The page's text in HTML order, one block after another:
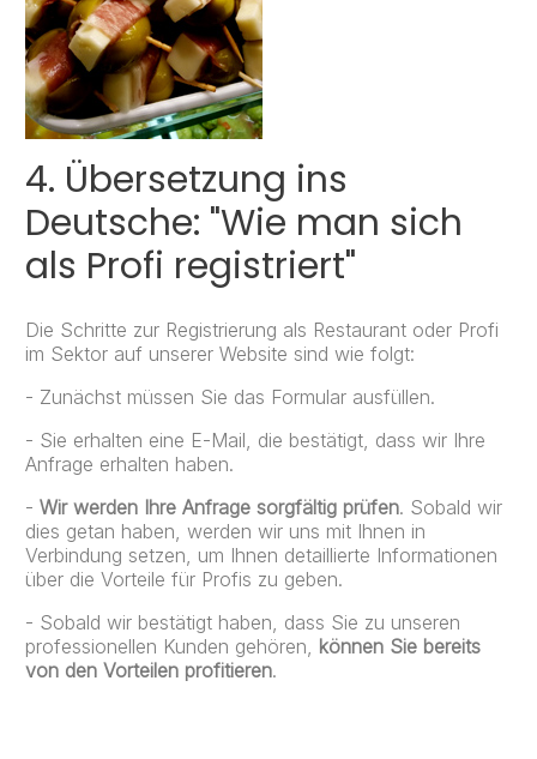
4. Übersetzung ins
Deutsche: "Wie man sich
als Profi registriert"
Die Schritte zur Registrierung als Restaurant oder Profi
im Sektor auf unserer Website sind wie folgt:
- Zunächst müssen Sie das Formular ausfüllen.
- Sie erhalten eine E-Mail, die bestätigt, dass wir Ihre
Anfrage erhalten haben.
- Wir werden Ihre Anfrage sorgfältig prüfen. Sobald wir
dies getan haben, werden wir uns mit Ihnen in
Verbindung setzen, um Ihnen detaillierte Informationen
über die Vorteile für Profis zu geben.
- Sobald wir bestätigt haben, dass Sie zu unseren
professionellen Kunden gehören, können Sie bereits
von den Vorteilen profitieren.